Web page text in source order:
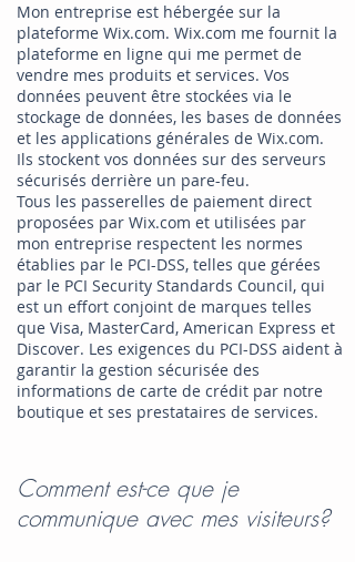
Mon entreprise est hébergée sur la
plateforme Wix.com. Wix.com me fournit la
plateforme en ligne qui me permet de
vendre mes produits et services. Vos
données peuvent être stockées via le
stockage de données, les bases de données
et les applications générales de Wix.com.
Ils stockent vos données sur des serveurs
sécurisés derrière un pare-feu.
Tous les passerelles de paiement direct
proposées par Wix.com et utilisées par
mon entreprise respectent les normes
établies par le PCI-DSS, telles que gérées
par le PCI Security Standards Council, qui
est un effort conjoint de marques telles
que Visa, MasterCard, American Express et
Discover. Les exigences du PCI-DSS aident à
garantir la gestion sécurisée des
informations de carte de crédit par notre
boutique et ses prestataires de services.
Comment est-ce que je
communique avec mes visiteurs?